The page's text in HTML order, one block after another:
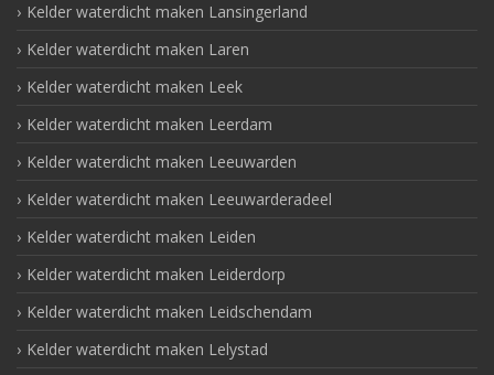
Kelder waterdicht maken Lansingerland
Kelder waterdicht maken Laren
Kelder waterdicht maken Leek
Kelder waterdicht maken Leerdam
Kelder waterdicht maken Leeuwarden
Kelder waterdicht maken Leeuwarderadeel
Kelder waterdicht maken Leiden
Kelder waterdicht maken Leiderdorp
Kelder waterdicht maken Leidschendam
Kelder waterdicht maken Lelystad